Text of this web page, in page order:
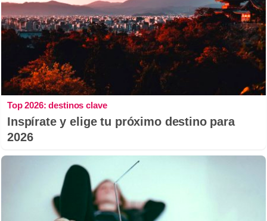
Top 2026: destinos clave
Inspírate y elige tu próximo destino para
2026